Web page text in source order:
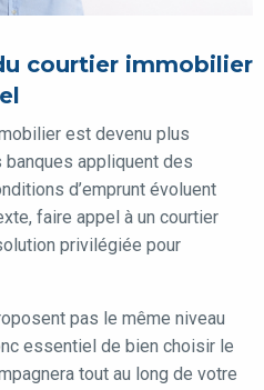
courtier immobilier
est devenu plus
banques appliquent des
d’emprunt évoluent
faire appel à un courtier
privilégiée pour
pas le même niveau
essentiel de bien choisir le
tout au long de votre